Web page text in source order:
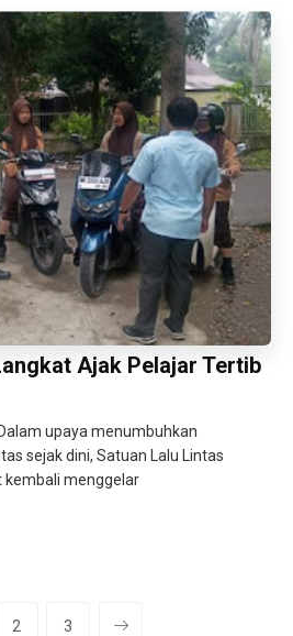
Ajak Pelajar Tertib
Dalam upaya menumbuhkan
sejak dini, Satuan Lalu Lintas
kembali menggelar
2 3